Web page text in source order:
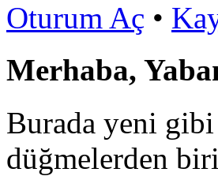
Oturum Aç •
Merhaba,
Burada yeni
düğmelerden